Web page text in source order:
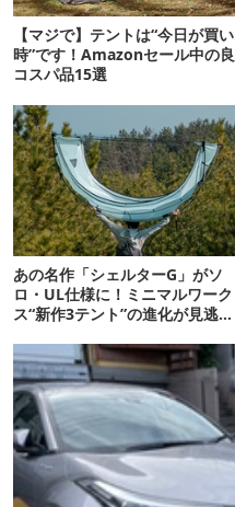
【マジで】テントは“今日が買い
時”です！Amazonセール中の良
コスパ品15選
あの名作「シェルターG」がソ
ロ・UL仕様に！ミニマルワーク
ス“新作3テント”の進化が見逃せ